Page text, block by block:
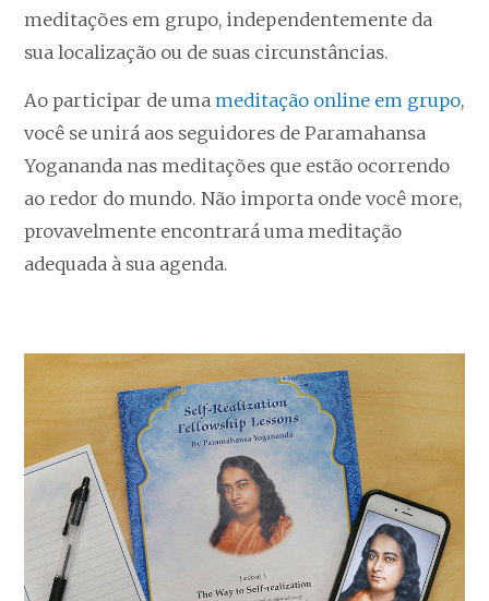
meditações em grupo, independentemente da
sua localização ou de suas circunstâncias.
Ao participar de umameditação online em grupo,
você se unirá aos seguidores de Paramahansa
Yogananda nas meditações que estão ocorrendo
ao redor do mundo. Não importa onde você more,
provavelmente encontrará uma meditação
adequada à sua agenda.